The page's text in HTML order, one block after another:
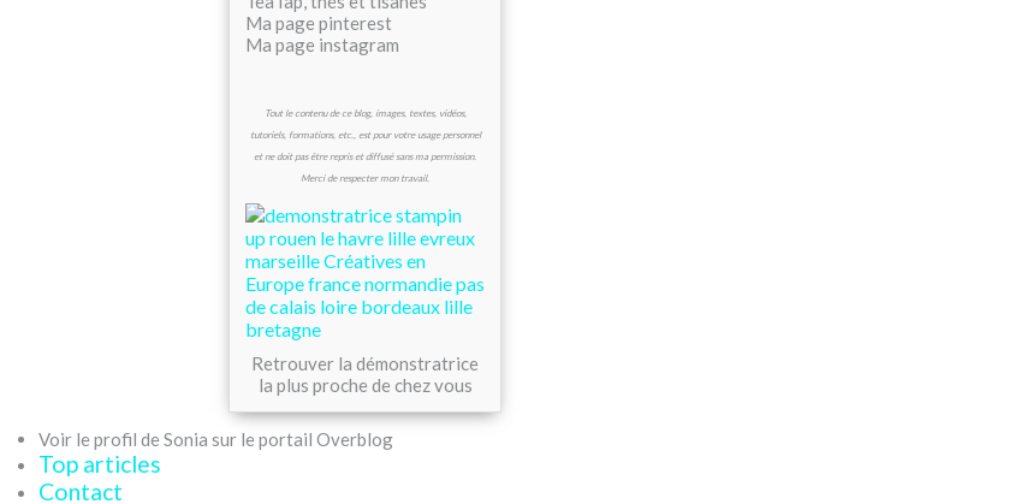
Ma page pinterest
Ma page instagram
Tout le contenu de ce blog, images, textes, vidéos,
tutoriels, formations, etc., est pour votre usage personnel
et ne doit pas être repris et diffusé sans ma permission.
Merci de respecter mon travail.
Retrouver la démonstratrice
la plus proche de chez vous
Voir le profil de Sonia sur le portail Overblog
Top articles
Contact